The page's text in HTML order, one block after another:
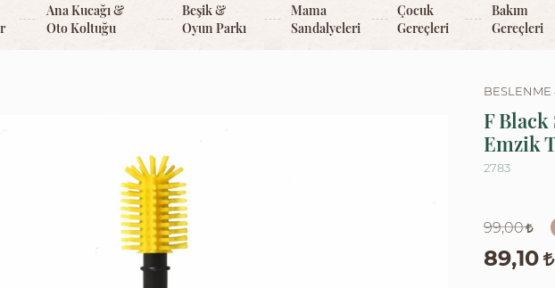
Ana Kucağı &
Oto Koltuğu
Beşik &
Oyun Parkı
Mama
Sandalyeleri
Çocuk
Gereçleri
Bakım
Gereçleri
BESLENME
F
Emzik
2783
99,00
89,10